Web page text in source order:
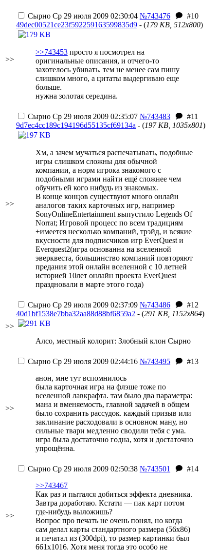
>>
Сырно Ср 29 июля 2009 02:30:04 №743476
#10
49dec00521ce23f592259163599835d9 - (179 KB, 512x800)
>>743453 просто я посмотрел на
оригинальные описания, и отчего-то
захотелось убивать. тем не менее сам пишу
слишком много, а цитаты выдергиваю еще
больше.
нужна золотая середина.
>>
Сырно Ср 29 июля 2009 02:35:07 №743483
#11
9d7ec4cc189c194196d55135cf69134a - (197 KB, 1035x801)
Хм, а зачем мучаться распечатывать, подобные
игры слишком сложны для обычной
компании, а норм игрока знакомого с
подобными играми найти ещё сложнее чем
обучить ей кого нибудь из знакомых.
В конце концов существуют много онлайн
аналогов таких карточных игр, например
SonyOnlineEntertainment выпустило Legends Of
Norrat; Игровой процесс по всем традициям
+имеется несколько компаний, трэйд, и всякие
вкусности для подписчиков игр EverQuest и
Everquest2(игра основанна на вселенной
эверквеста, большинство компаний повторяют
предания этой онлайн вселенной с 10 летней
историей 10лет онлайн проекта EverQuest
праздновали в марте этого года)
>>
Сырно Ср 29 июля 2009 02:37:09 №743486
#12
40d1bf1538e7bba32aa88d88bf6859a2 - (291 KB, 1152x864)
Алсо, местный колорит: Злобный клон Сырно
>>
Сырно Ср 29 июля 2009 02:44:16 №743495
#13
анон, мне тут вспомнилось
была карточная игра на флэше тоже по
вселенной лавкрафта. там было два параметра:
мана и вменяемость, главной задачей в общем
было сохранить рассудок. каждый призыв или
заклинание расходовали в основном ману, но
сильные твари медленно сводили тебя с ума.
игра была достаточно годна, хотя и достаточно
упрощённа.
>>
Сырно Ср 29 июля 2009 02:50:38 №743501
#14
>>743467
Как раз и пытался добиться эффекта дневника.
Завтра доработаю. Кстати — пак карт потом
где-нибудь выложишь?
Вопрос про печать не очень понял, но когда
сам делал карты стандартного размера (56х86)
и печатал из (300dpi), то размер картинки был
661х1016. Хотя меня тогда это особо не